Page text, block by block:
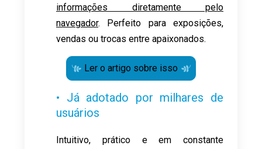
informações diretamente pelo
navegador. Perfeito para exposições,
vendas ou trocas entre apaixonados.
Ler o artigo sobre isso
• Já adotado por milhares de
usuários
Intuitivo, prático e em constante